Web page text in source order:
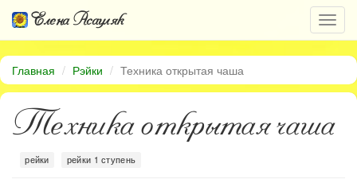
Елена Асауляк
Главная Рэйки Техника открытая чаша
Техника открытая чаша
рейки рейки 1 ступень